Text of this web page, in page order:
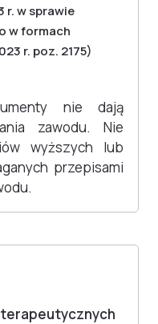
r. w sprawie
w formach
r. poz. 2175)
nie dają
zawodu. Nie
wyższych lub
przepisami
terapeutycznych